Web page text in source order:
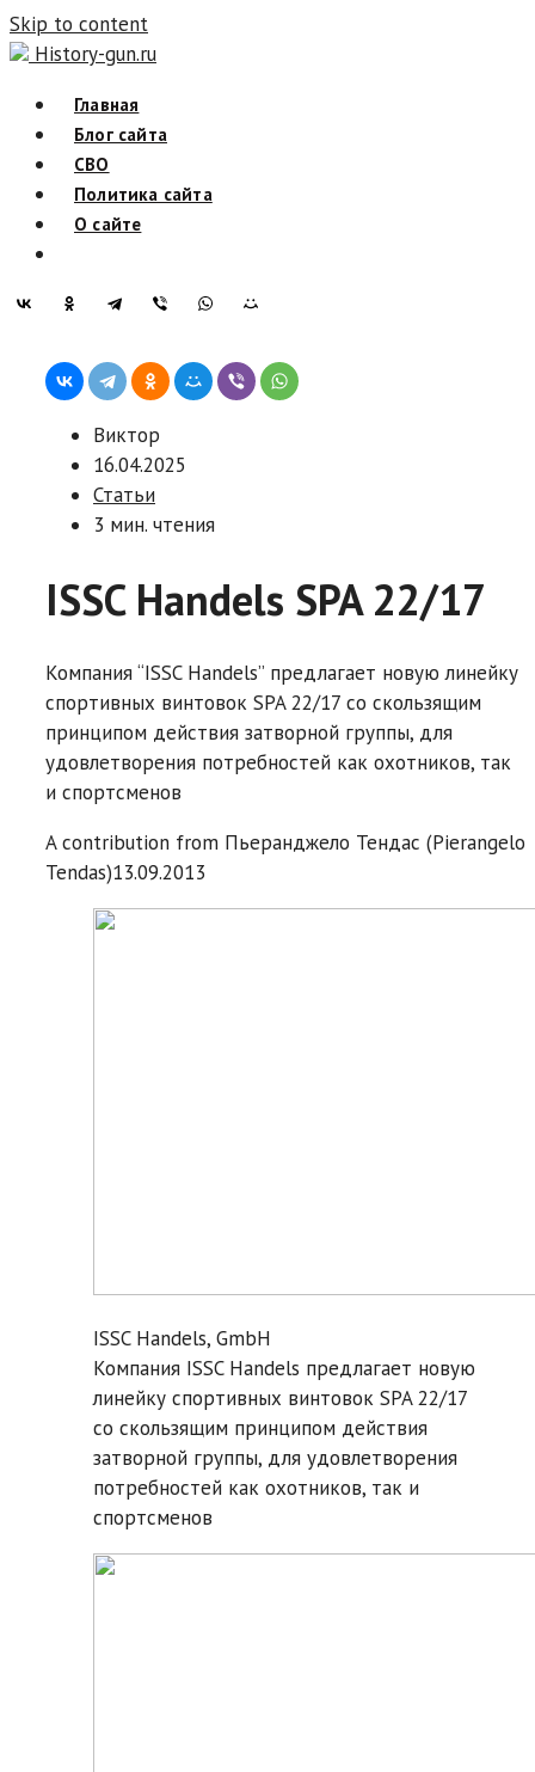
Skip to content
History-gun.ru
Главная
Блог сайта
СВО
Политика сайта
О сайте
Виктор
16.04.2025
Статьи
3 мин. чтения
ISSC Handels SPA 22/17
Компания “ISSC Handels” предлагает новую линейку
спортивных винтовок SPA 22/17 со скользящим
принципом действия затворной группы, для
удовлетворения потребностей как охотников, так
и спортсменов
A contribution from Пьеранджело Тендас (Pierangelo
Tendas)13.09.2013
ISSC Handels, GmbH
Компания ISSC Handels предлагает новую
линейку спортивных винтовок SPA 22/17
со скользящим принципом действия
затворной группы, для удовлетворения
потребностей как охотников, так и
спортсменов